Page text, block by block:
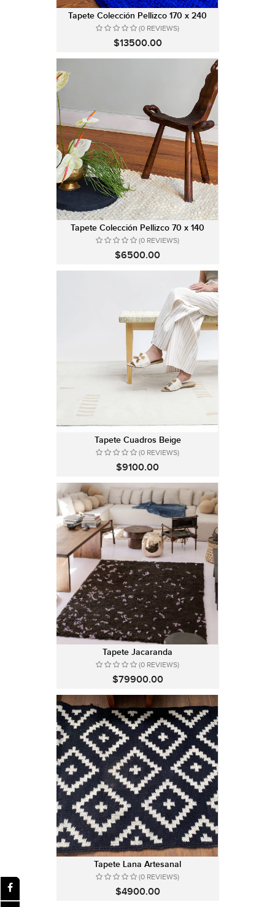
Tapete Colección Pellizco 170 x 240
(0 REVIEWS)
$13500.00
Tapete Colección Pellizco 70 x 140
(0 REVIEWS)
$6500.00
Tapete Cuadros Beige
(0 REVIEWS)
$9100.00
Tapete Jacaranda
(0 REVIEWS)
$79900.00
Tapete Lana Artesanal
(0 REVIEWS)
$4900.00